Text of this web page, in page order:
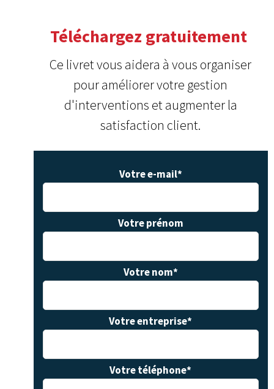
Téléchargez gratuitement
Ce livret vous aidera à vous organiser
pour améliorer votre gestion
d'interventions et augmenter la
satisfaction client.
Votre e-mail*
Votre prénom
Votre nom*
Votre entreprise*
Votre téléphone*